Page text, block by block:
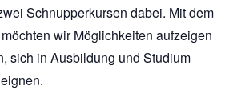
Schnupperkursen dabei. Mit dem
wir Möglichkeiten aufzeigen
sich in Ausbildung und Studium